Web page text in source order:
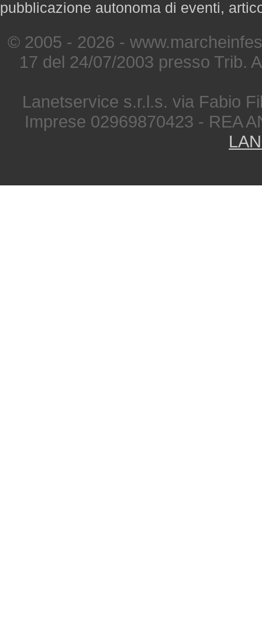
pubblicazione autonoma di eventi,
© 2005 - 2026 -
17 del 24/07/2003 presso Trib.
Lanetservice s.r.l.s. via Fabio
Imprese 02969870423 - REA